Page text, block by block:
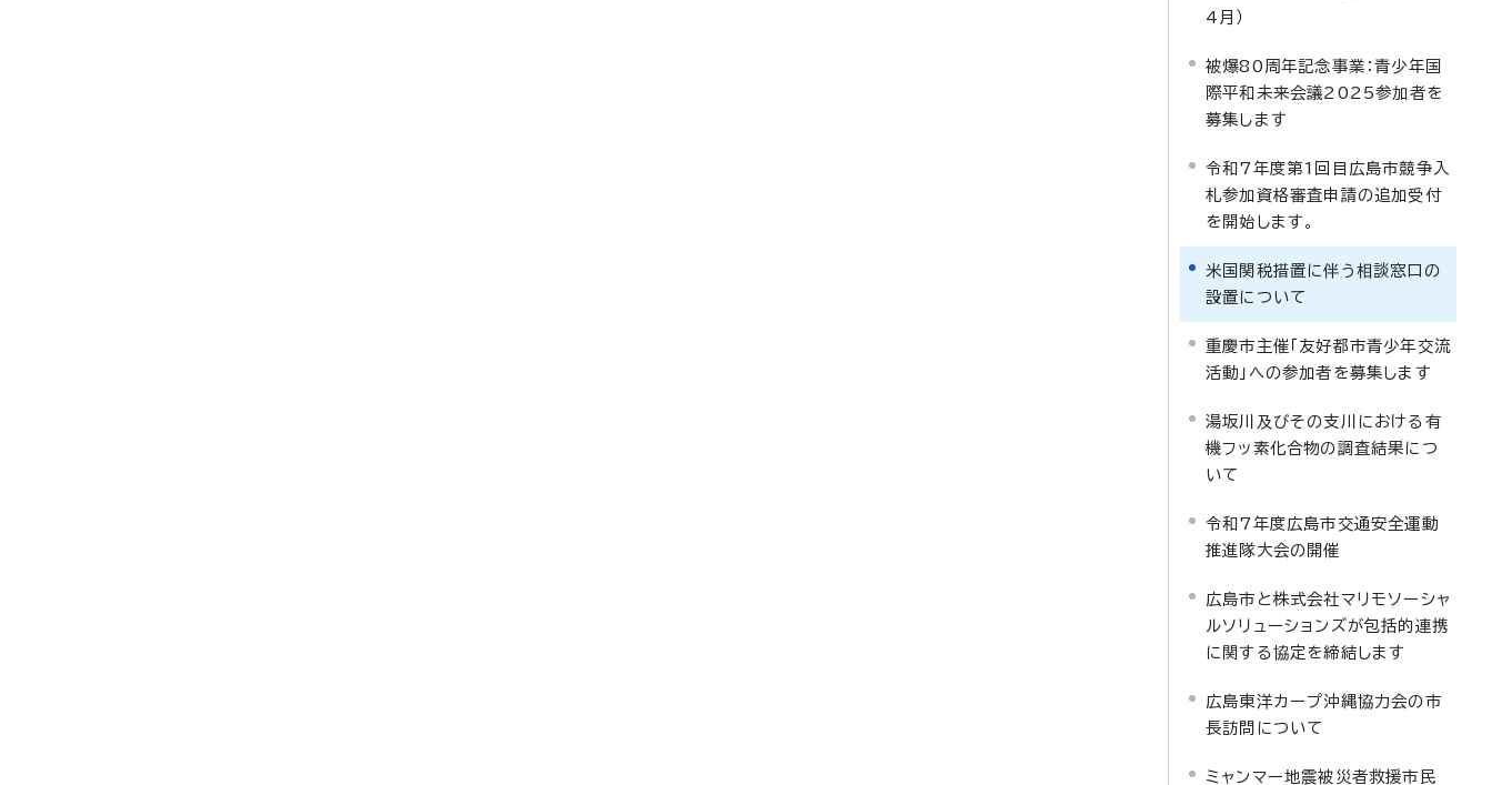
4月）
被爆80周年記念事業：青少年国
際平和未来会議2025参加者を
募集します
令和7年度第1回目広島市競争入
札参加資格審査申請の追加受付
を開始します。
米国関税措置に伴う相談窓口の
設置について
重慶市主催「友好都市青少年交流
活動」への参加者を募集します
湯坂川及びその支川における有
機フッ素化合物の調査結果につ
いて
令和7年度広島市交通安全運動
推進隊大会の開催
広島市と株式会社マリモソーシャ
ルソリューションズが包括的連携
に関する協定を締結します
広島東洋カープ沖縄協力会の市
長訪問について
ミャンマー地震被災者救援市民